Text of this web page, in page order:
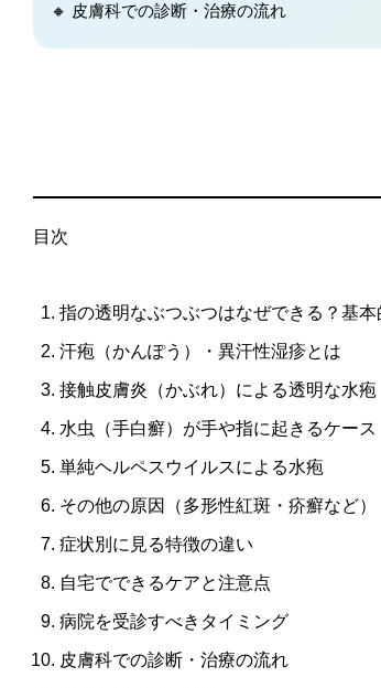
🔸 皮膚科での診断・治療の流れ
目次
指の透明なぶつぶつはなぜできる？基本
汗疱（かんぽう）・異汗性湿疹とは
接触皮膚炎（かぶれ）による透明な水疱
水虫（手白癬）が手や指に起きるケース
単純ヘルペスウイルスによる水疱
その他の原因（多形性紅斑・疥癬など）
症状別に見る特徴の違い
自宅でできるケアと注意点
病院を受診すべきタイミング
皮膚科での診断・治療の流れ